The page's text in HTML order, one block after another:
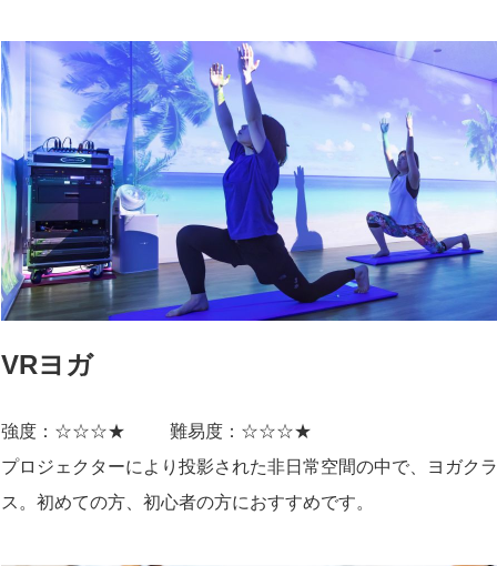
VRヨガ
強度：☆☆☆★
難易度：☆☆☆★
プロジェクターにより投影された非日常空間の中で、ヨガクラ
ス。初めての方、初心者の方におすすめです。